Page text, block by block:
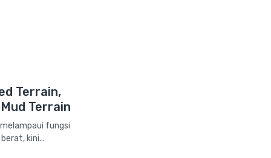
Terrain,
Terrain
melampaui fungsi
kini...